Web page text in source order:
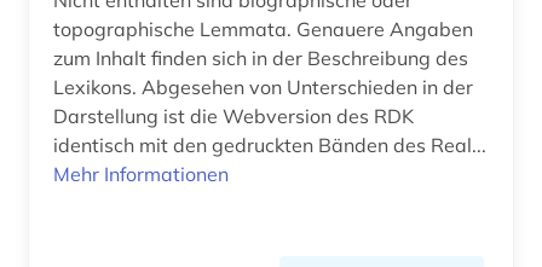
bibliographie 1800 - 2009 (1)
bibliotheksbestand (2)
bilanzen (1)
Litauen (3)
Luxemburg (5)
Makedonien (1)
Malta (2)
topographische Lemmata. Genauere Angaben
zum Inhalt finden sich in der Beschreibung des
Lexikons. Abgesehen von Unterschieden in der
Darstellung ist die Webversion des RDK
identisch mit den gedruckten Bänden des Real...
Mehr Informationen